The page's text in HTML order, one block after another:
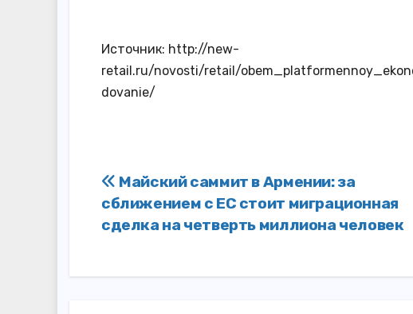
Источник: http://new-
retail.ru/novosti/retail/
dovanie/
Навигация
по
Майский саммит в Армении: за
сближением с ЕС стоит миграционная
сделка на четверть миллиона человек